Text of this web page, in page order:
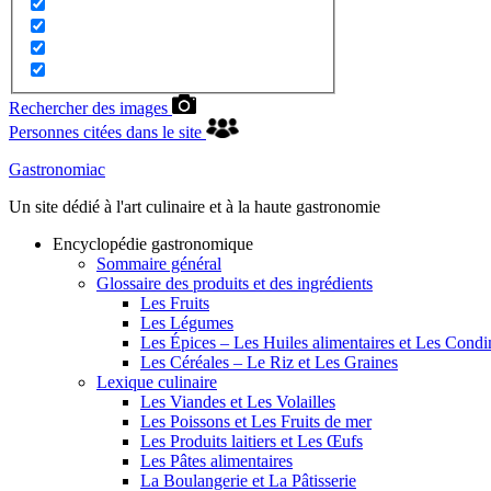
Rechercher des images
Personnes citées dans le site
Gastronomiac
Un site dédié à l'art culinaire et à la haute gastronomie
Encyclopédie gastronomique
Sommaire général
Glossaire des produits et des ingrédients
Les Fruits
Les Légumes
Les Épices – Les Huiles alimentaires et Les
Les Céréales – Le Riz et Les Graines
Lexique culinaire
Les Viandes et Les Volailles
Les Poissons et Les Fruits de mer
Les Produits laitiers et Les Œufs
Les Pâtes alimentaires
La Boulangerie et La Pâtisserie